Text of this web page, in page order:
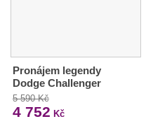
Pronájem legendy
Dodge Challenger
5 590 Kč
4 752 Kč